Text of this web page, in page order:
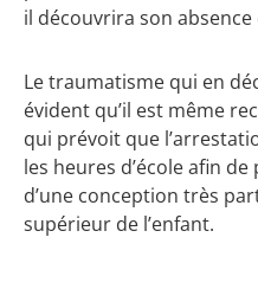
il découvrira son
Le traumatisme qui en
évident qu’il est même
qui prévoit que
les heures d’école afin
d’une conception très
supérieur de l’enfant.